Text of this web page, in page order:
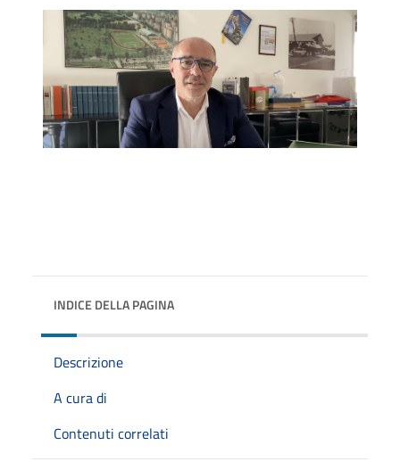
INDICE DELLA PAGINA
Descrizione
A cura di
Contenuti correlati